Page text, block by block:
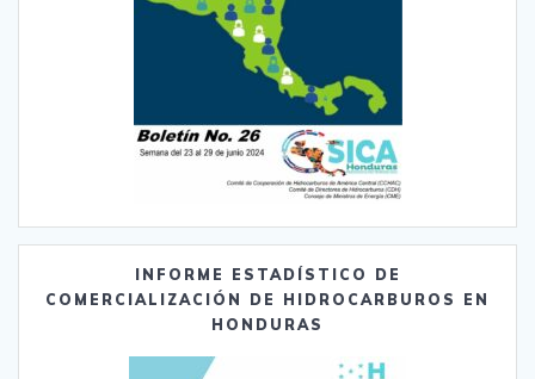
INFORME ESTADÍSTICO DE
COMERCIALIZACIÓN DE HIDROCARBUROS EN
HONDURAS